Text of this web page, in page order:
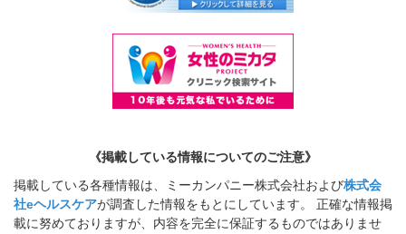
《掲載している情報についてのご注意》
掲載している各種情報は、ミーカンパニー株式会社および株式会
社eヘルスケアが調査した情報をもとにしています。 正確な情報掲
載に努めておりますが、内容を完全に保証するものではありませ